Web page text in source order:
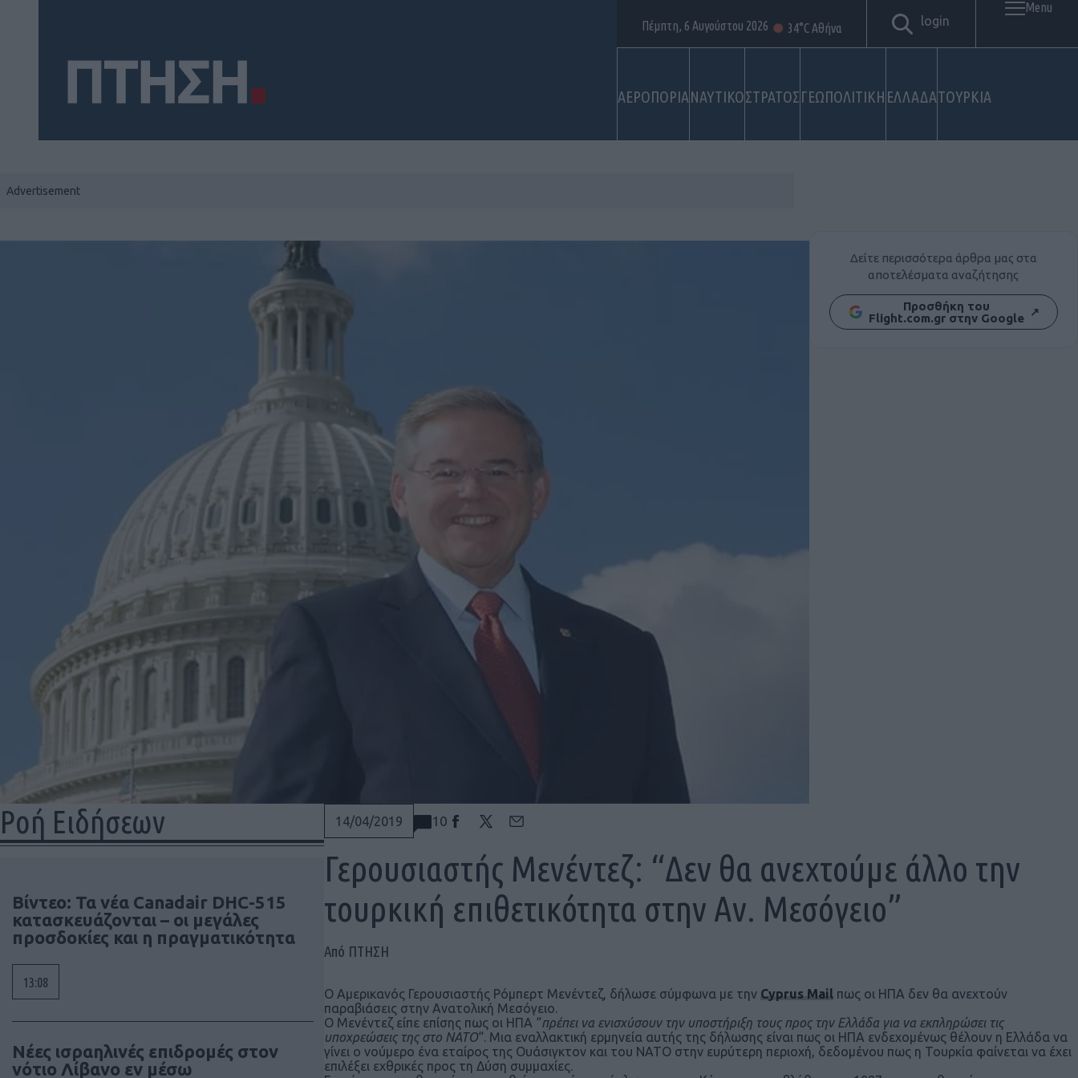
ΑΕΡΟΠΟΡΙΑΝΑΥΤΙΚΟΣΤΡΑΤΟΣΓΕΩΠΟΛΙΤΙΚΗ ΕΛΛΑΔΑΤΟΥΡΚΙΑ
Πέμπτη, 6 Αυγούστου 2026 34°C Αθήνα login
Menu
Ροή Ειδήσεων
Βίντεο: Τα νέα Canadair DHC-515
κατασκευάζονται – οι μεγάλες
προσδοκίες και η πραγματικότητα
13:08
Νέες ισραηλινές επιδρομές στον
νότιο Λίβανο εν μέσω
Δείτε περισσότερα άρθρα μας στα
αποτελέσματα αναζήτησης
Προσθήκη του
Flight.com.gr στην Google ↗
14/04/2019 10
Γερουσιαστής Μενέντεζ: “Δεν θα ανεχτούμε άλλο την
τουρκική επιθετικότητα στην Αν. Μεσόγειο”
Από ΠΤΗΣΗ
Ο Αμερικανός Γερουσιαστής Ρόμπερτ Μενέντεζ, δήλωσε σύμφωνα με την Cyprus Mail πως οι ΗΠΑ δεν θα ανεχτούν
παραβιάσεις στην Ανατολική Μεσόγειο.
Ο Μενέντεζ είπε επίσης πως οι ΗΠΑ “πρέπει να ενισχύσουν την υποστήριξη τους προς την Ελλάδα για να εκπληρώσει τις
υποχρεώσεις της στο NATO“. Μια εναλλακτική ερμηνεία αυτής της δήλωσης είναι πως οι ΗΠΑ ενδεχομένως θέλουν η Ελλάδα να
γίνει ο νούμερο ένα εταίρος της Ουάσιγκτον και του NATO στην ευρύτερη περιοχή, δεδομένου πως η Τουρκία φαίνεται να έχει
επιλέξει εχθρικές προς τη Δύση συμμαχίες.